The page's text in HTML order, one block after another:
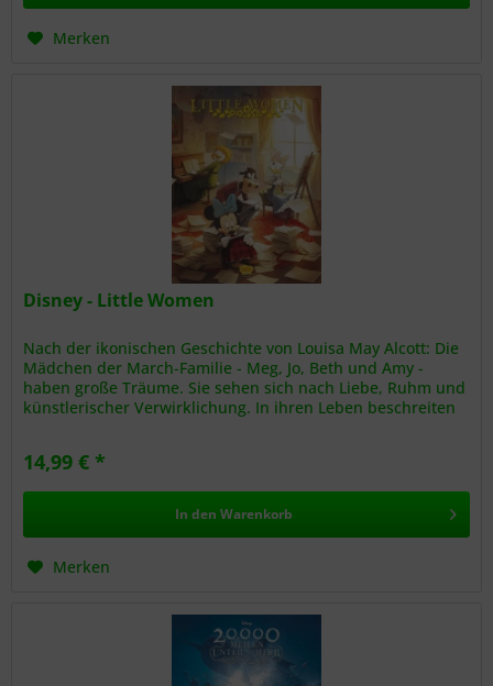
Merken
Disney - Little Women
Nach der ikonischen Geschichte von Louisa May Alcott: Die
Mädchen der March-Familie - Meg, Jo, Beth und Amy -
haben große Träume. Sie sehen sich nach Liebe, Ruhm und
künstlerischer Verwirklichung. In ihren Leben beschreiten
14,99 € *
In den Warenkorb
Merken